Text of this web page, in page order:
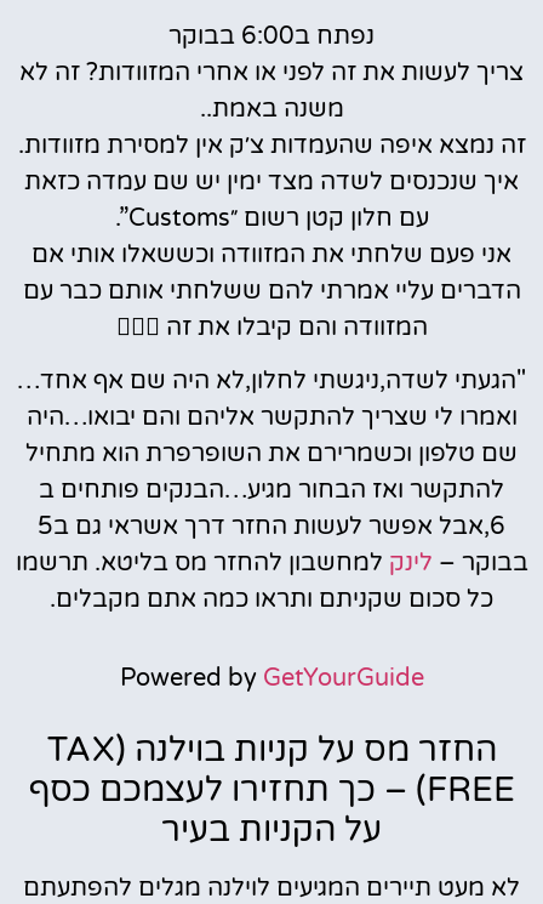
נפתח ב6:00 בבוקר
צריך לעשות את זה לפני או אחרי המזוודות? זה לא
משנה באמת..
זה נמצא איפה שהעמדות צ׳ק אין למסירת מזוודות.
איך שנכנסים לשדה מצד ימין יש שם עמדה כזאת
עם חלון קטן רשום ״Customs”.
אני פעם שלחתי את המזוודה וכששאלו אותי אם
הדברים עליי אמרתי להם ששלחתי אותם כבר עם
המזוודה והם קיבלו את זה 🤷🏻‍♀️
"הגעתי לשדה,ניגשתי לחלון,לא היה שם אף אחד…
ואמרו לי שצריך להתקשר אליהם והם יבואו…היה
שם טלפון וכשמרירם את השופרפרת הוא מתחיל
להתקשר ואז הבחור מגיע…הבנקים פותחים ב
6,אבל אפשר לעשות החזר דרך אשראי גם ב5
בבוקר – לינק למחשבון להחזר מס בליטא. תרשמו
כל סכום שקניתם ותראו כמה אתם מקבלים.
Powered by GetYourGuide
החזר מס על קניות בוילנה (TAX
FREE) – כך תחזירו לעצמכם כסף
על הקניות בעיר
לא מעט תיירים המגיעים לוילנה מגלים להפתעתם